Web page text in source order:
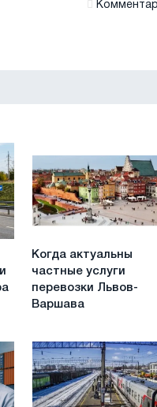
Когда
актуальны
услуги
перевозки
Варшава
Когда актуальны
частные услуги
перевозки Львов-
Варшава